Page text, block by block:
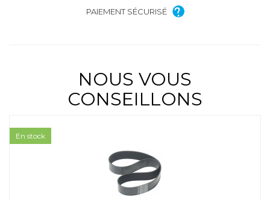
PAIEMENT SÉCURISÉ
NOUS VOUS
CONSEILLONS
En stock